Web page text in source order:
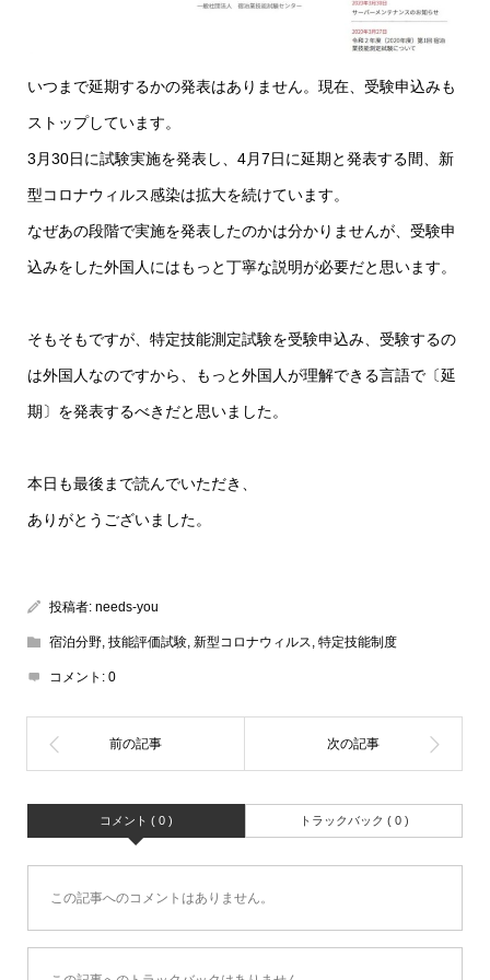
いつまで延期するかの発表はありません。現在、受験申込みも
ストップしています。
3月30日に試験実施を発表し、4月7日に延期と発表する間、新
型コロナウィルス感染は拡大を続けています。
なぜあの段階で実施を発表したのかは分かりませんが、受験申
込みをした外国人にはもっと丁寧な説明が必要だと思います。
そもそもですが、特定技能測定試験を受験申込み、受験するの
は外国人なのですから、もっと外国人が理解できる言語で〔延
期〕を発表するべきだと思いました。
本日も最後まで読んでいただき、
ありがとうございました。
投稿者: needs-you
宿泊分野, 技能評価試験, 新型コロナウィルス, 特定技能制度
コメント: 0
コメント ( 0 ) トラックバック ( 0 )
この記事へのコメントはありません。